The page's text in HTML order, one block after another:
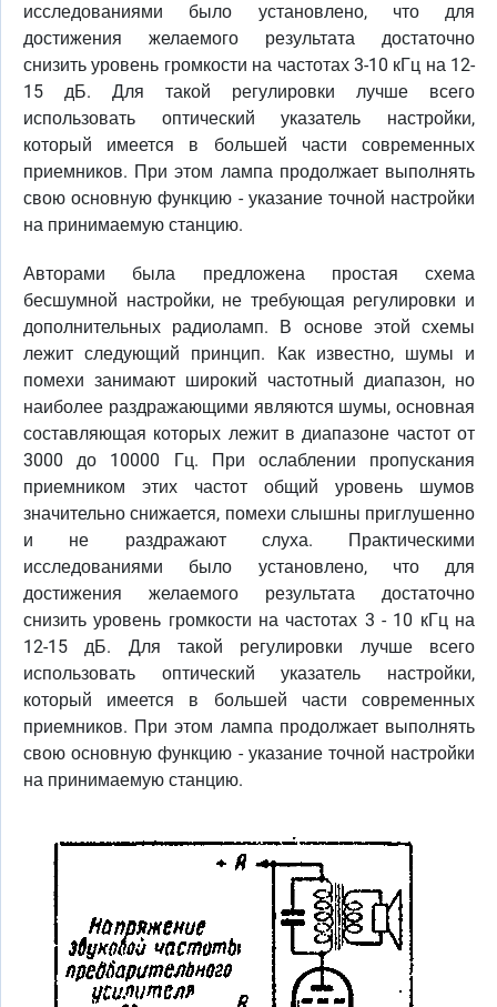
исследованиями было установлено, что для
достижения желаемого результата достаточно
снизить уровень громкости на частотах 3-10 кГц на 12-
15 дБ. Для такой регулировки лучше всего
использовать оптический указатель настройки,
который имеется в большей части современных
приемников. При этом лампа продолжает выполнять
свою основную функцию - указание точной настройки
на принимаемую станцию.
Авторами была предложена простая схема
бесшумной настройки, не требующая регулировки и
дополнительных радиоламп. В основе этой схемы
лежит следующий принцип. Как известно, шумы и
помехи занимают широкий частотный диапазон, но
наиболее раздражающими являются шумы, основная
составляющая которых лежит в диапазоне частот от
3000 до 10000 Гц. При ослаблении пропускания
приемником этих частот общий уровень шумов
значительно снижается, помехи слышны приглушенно
и не раздражают слуха. Практическими
исследованиями было установлено, что для
достижения желаемого результата достаточно
снизить уровень громкости на частотах 3 - 10 кГц на
12-15 дБ. Для такой регулировки лучше всего
использовать оптический указатель настройки,
который имеется в большей части современных
приемников. При этом лампа продолжает выполнять
свою основную функцию - указание точной настройки
на принимаемую станцию.